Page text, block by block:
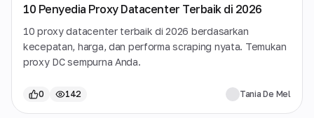
10 Penyedia Proxy Datacenter Terbaik di 2026
10 proxy datacenter terbaik di 2026 berdasarkan
kecepatan, harga, dan performa scraping nyata. Temukan
proxy DC sempurna Anda.
0 142 Tania De Mel